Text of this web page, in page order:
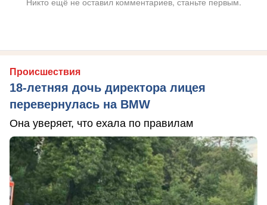
Происшествия
18-летняя дочь директора лицея
перевернулась на BMW
Она уверяет, что ехала по правилам